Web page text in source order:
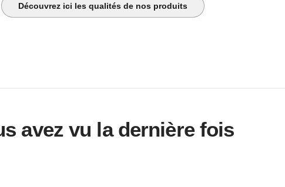
Découvrez ici les qualités de nos produits
avez vu la dernière fois